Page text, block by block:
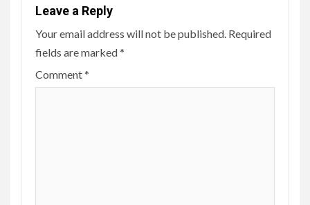
Leave a Reply
Your email address will not be published. Required
fields are marked*
Comment*